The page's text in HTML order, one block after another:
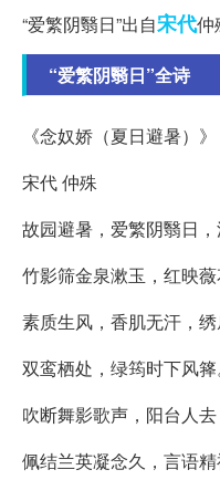
“爱繁阴翳日”出自宋代仲
“爱繁阴翳日”全诗
《念奴娇（夏日避暑）》
宋代 仲殊
故园避暑，爱繁阴翳日，
竹影筛金泉漱玉，红映薇
素质生风，香肌无汗，绣
双鸾栖处，绿筠时下风箨
吹断舞影歌声，阳台人去
佩结兰英凝念久，言语精